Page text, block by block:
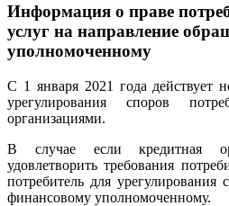
Информация о праве
услуг на направление
уполномоченному
С 1 января 2021 года действует
урегулирования споров
организациями.
В случае если кредитная
удовлетворить требования
потребитель для урегулирования
финансовому уполномоченному.